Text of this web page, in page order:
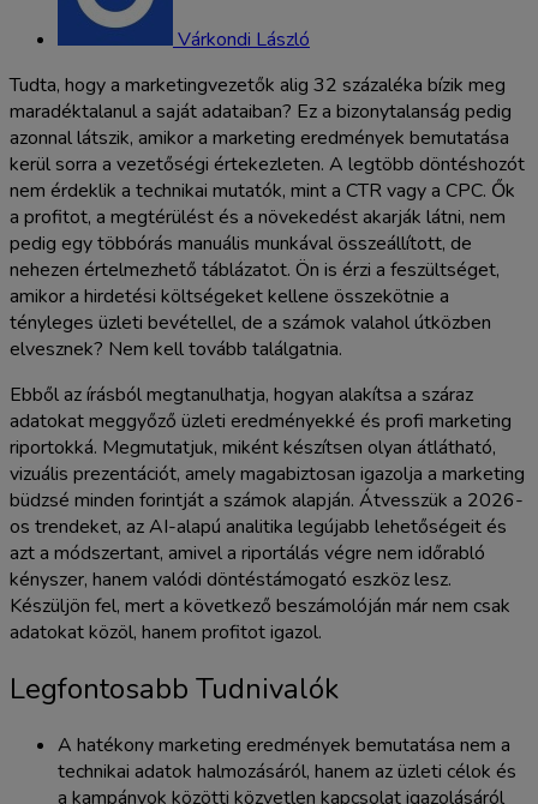
Várkondi László
Tudta, hogy a marketingvezetők alig 32 százaléka bízik meg
maradéktalanul a saját adataiban? Ez a bizonytalanság pedig
azonnal látszik, amikor a marketing eredmények bemutatása
kerül sorra a vezetőségi értekezleten. A legtöbb döntéshozót
nem érdeklik a technikai mutatók, mint a CTR vagy a CPC. Ők
a profitot, a megtérülést és a növekedést akarják látni, nem
pedig egy többórás manuális munkával összeállított, de
nehezen értelmezhető táblázatot. Ön is érzi a feszültséget,
amikor a hirdetési költségeket kellene összekötnie a
tényleges üzleti bevétellel, de a számok valahol útközben
elvesznek? Nem kell tovább találgatnia.
Ebből az írásból megtanulhatja, hogyan alakítsa a száraz
adatokat meggyőző üzleti eredményekké és profi marketing
riportokká. Megmutatjuk, miként készítsen olyan átlátható,
vizuális prezentációt, amely magabiztosan igazolja a marketing
büdzsé minden forintját a számok alapján. Átvesszük a 2026-
os trendeket, az AI-alapú analitika legújabb lehetőségeit és
azt a módszertant, amivel a riportálás végre nem időrabló
kényszer, hanem valódi döntéstámogató eszköz lesz.
Készüljön fel, mert a következő beszámolóján már nem csak
adatokat közöl, hanem profitot igazol.
Legfontosabb Tudnivalók
A hatékony marketing eredmények bemutatása nem a
technikai adatok halmozásáról, hanem az üzleti célok és
a kampányok közötti közvetlen kapcsolat igazolásáról